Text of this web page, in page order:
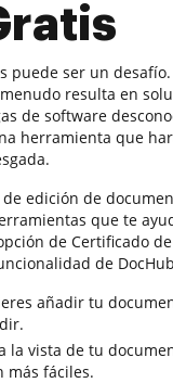
puede ser un
resulta en
de software
herramienta que
edición de
que te
de Certificado
de
añadir tu
la vista de tu
más fáciles.